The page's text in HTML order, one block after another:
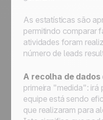
As estatísticas são
permitindo comparar
atividades foram
número de leads
A recolha de dados
primeira "medida": irá
equipe está sendo
que realizaram para